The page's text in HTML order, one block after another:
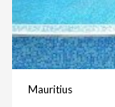
Mauritius